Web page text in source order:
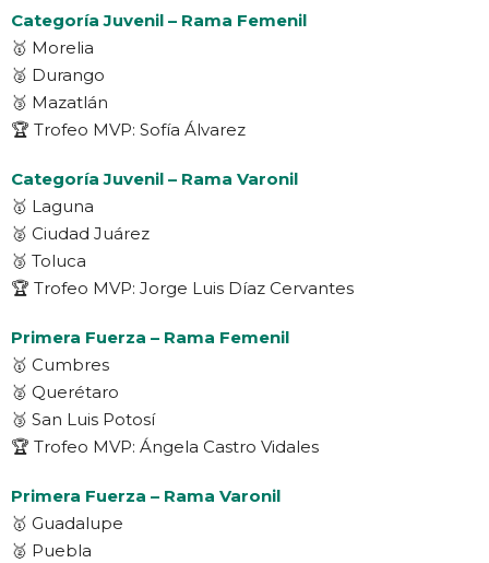
Categoría Juvenil – Rama Femenil
🥇 Morelia
🥈 Durango
🥉 Mazatlán
🏆 Trofeo MVP: Sofía Álvarez
Categoría Juvenil – Rama Varonil
🥇 Laguna
🥈 Ciudad Juárez
🥉 Toluca
🏆 Trofeo MVP: Jorge Luis Díaz Cervantes
Primera Fuerza – Rama Femenil
🥇 Cumbres
🥈 Querétaro
🥉 San Luis Potosí
🏆 Trofeo MVP: Ángela Castro Vidales
Primera Fuerza – Rama Varonil
🥇 Guadalupe
🥈 Puebla